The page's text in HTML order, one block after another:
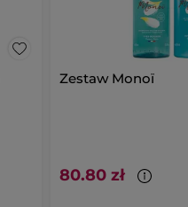
Zestaw Monoï
80.80 zł